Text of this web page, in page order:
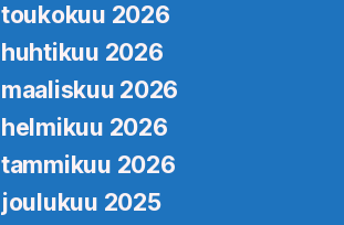
toukokuu 2026
huhtikuu 2026
maaliskuu 2026
helmikuu 2026
tammikuu 2026
joulukuu 2025